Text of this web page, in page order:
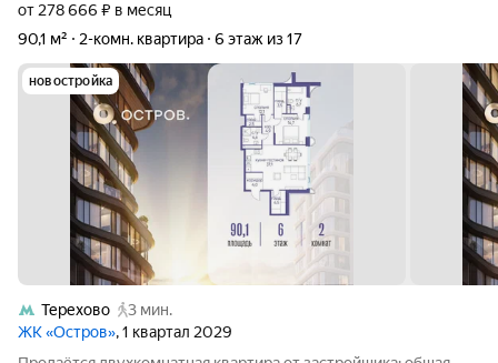
от 278 666 ₽ в месяц
90,1 м²
2-комн. квартира 6 этаж из 17
новостройка
Терехово
3 мин.
ЖК «Остров», 1 квартал 2029